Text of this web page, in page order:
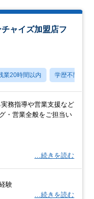
チャイズ加盟店フ
業20時間以内 学歴不問
務指導や営業支援など
・営業全般をご担当い
…続きを読む
験
…続きを読む